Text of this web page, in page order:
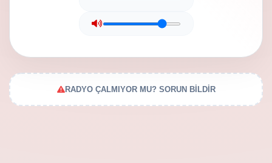
RADYO ÇALMIYOR MU? SORUN BİLDİR